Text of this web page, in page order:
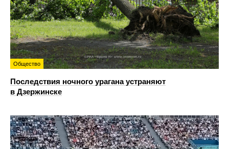
Общество
Последствия ночного урагана устраняют
в Дзержинске